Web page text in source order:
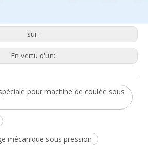
sur:
En vertu d'un:
pour machine de coulée sous
mécanique sous pression